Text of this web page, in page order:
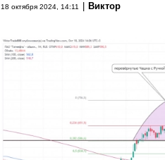
18 октября 2024, 14:11 Виктор